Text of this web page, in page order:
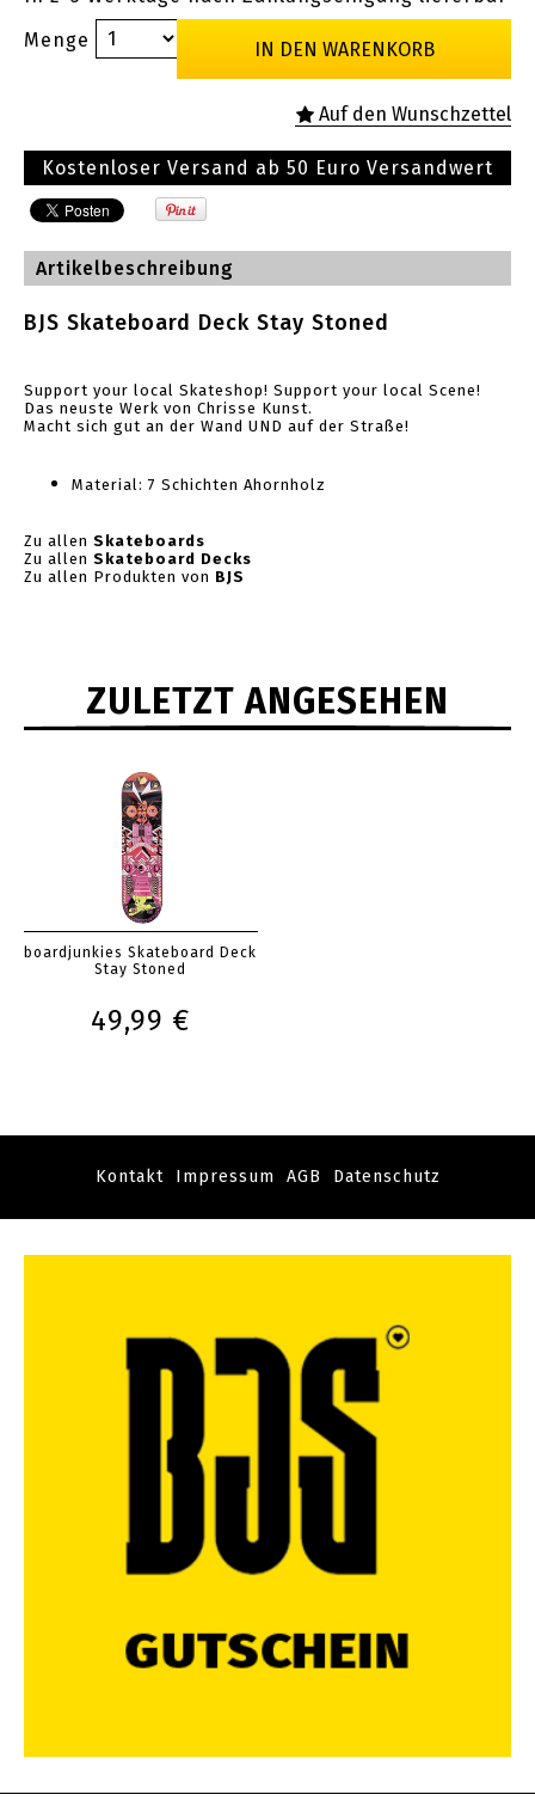
Menge
Kostenloser Versand ab 50 Euro Versandwert
Artikelbeschreibung
BJS Skateboard Deck Stay Stoned
Support your local Skateshop! Support your local Scene!
Das neuste Werk von Chrisse Kunst.
Macht sich gut an der Wand UND auf der Straße!
Material: 7 Schichten Ahornholz
Zu allen Skateboards
Zu allen Skateboard Decks
Zu allen Produkten von BJS
ZULETZT ANGESEHEN
boardjunkies Skateboard Deck
Stay Stoned
49,99 €
Kontakt Impressum AGB Datenschutz